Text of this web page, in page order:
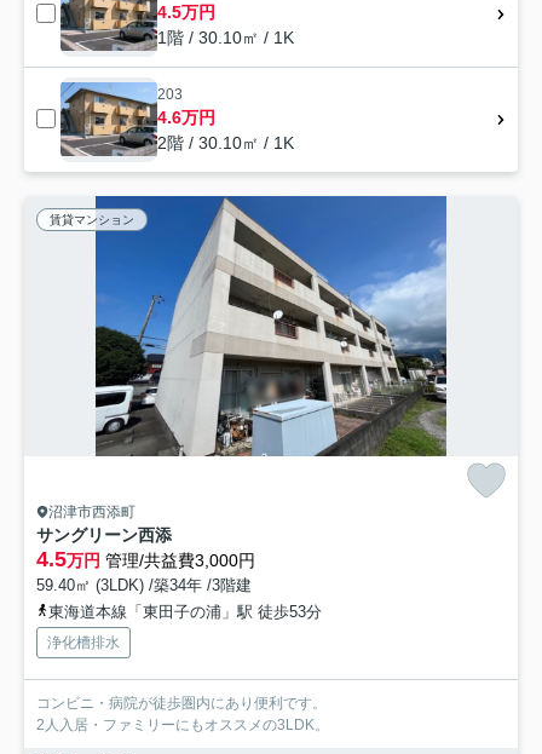
4.5万円
1階 / 30.10㎡ / 1K
203
4.6万円
2階 / 30.10㎡ / 1K
賃貸マンション
沼津市西添町
サングリーン西添
4.5万円 管理/共益費3,000円
59.40㎡ (3LDK) /築34年 /3階建
東海道本線「東田子の浦」駅 徒歩53分
浄化槽排水
コンビニ・病院が徒歩圏内にあり便利です。
2人入居・ファミリーにもオススメの3LDK。